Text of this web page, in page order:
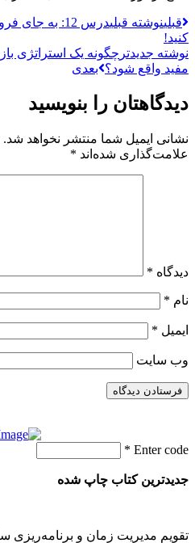
قبلینوشته قبلی
درس 12: به
کنید!
نوشته جدیدتر چگونه یک استراتژی
مفید واقع شود؟ بعدی
دیدگاهتان را بنویسید
نشانی ایمیل شما منتشر نخواهد شد.
علامت‌گذاری شده‌اند *
دیدگاه *
نام *
ایمیل *
وب‌ سایت
Enter code
*
جدیدترین کتاب چاپ شده
تقویم مدیریت زمان و برنامه‌ریزی سال